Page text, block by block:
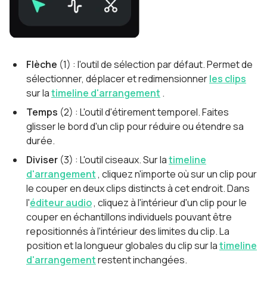
Flèche (1) : l'outil de sélection par défaut. Permet de
sélectionner, déplacer et redimensionnerles clips
sur latimeline d'arrangement .
Temps (2) : L'outil d'étirement temporel. Faites
glisser le bord d'un clip pour réduire ou étendre sa
durée.
Diviser (3) : L'outil ciseaux. Sur latimeline
d'arrangement, cliquez n'importe où sur un clip pour
le couper en deux clips distincts à cet endroit. Dans
l'éditeur audio, cliquez à l'intérieur d'un clip pour le
couper en échantillons individuels pouvant être
repositionnés à l'intérieur des limites du clip. La
position et la longueur globales du clip sur latimeline
d'arrangementrestent inchangées.